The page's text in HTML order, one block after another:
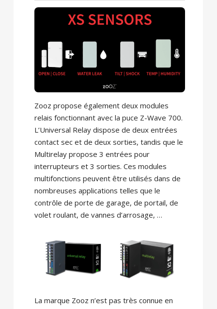
Zooz propose également deux modules
relais fonctionnant avec la puce Z-Wave 700.
L’Universal Relay dispose de deux entrées
contact sec et de deux sorties, tandis que le
Multirelay propose 3 entrées pour
interrupteurs et 3 sorties. Ces modules
multifonctions peuvent être utilisés dans de
nombreuses applications telles que le
contrôle de porte de garage, de portail, de
volet roulant, de vannes d’arrosage, …
La marque Zooz n’est pas très connue en